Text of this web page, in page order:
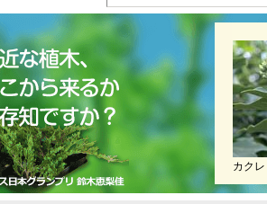
カク